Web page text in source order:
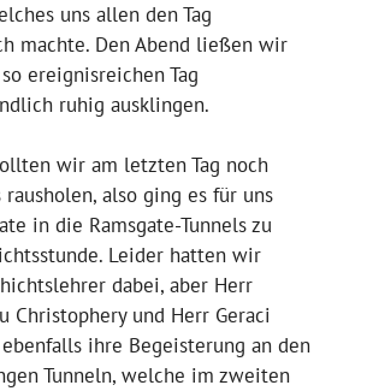
uns allen den Tag
machte. Den Abend ließen wir
ereignisreichen Tag
ruhig ausklingen.
wir am letzten Tag noch
also ging es für uns
in die Ramsgate-Tunnels zu
Leider hatten wir
dabei, aber Herr
Christophery und Herr Geraci
ihre Begeisterung an den
Tunneln, welche im zweiten